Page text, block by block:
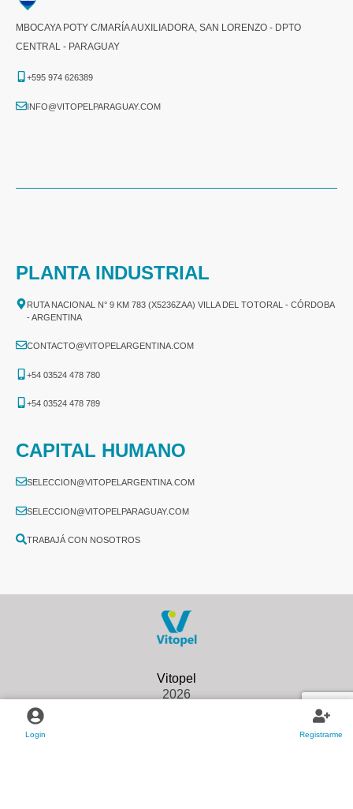
Login Registrarme
MBOCAYA POTY C/MARÍA AUXILIADORA, SAN LORENZO - DPTO
CENTRAL - PARAGUAY
+595 974 626389
INFO@VITOPELPARAGUAY.COM
PLANTA INDUSTRIAL
RUTA NACIONAL N° 9 KM 783 (X5236ZAA) VILLA DEL TOTORAL - CÓRDOBA
- ARGENTINA
CONTACTO@VITOPELARGENTINA.COM
+54 03524 478 780​
+54 03524 478 789​
CAPITAL HUMANO
SELECCION@VITOPELARGENTINA.COM
SELECCION@VITOPELPARAGUAY.COM
TRABAJÁ CON NOSOTROS
2026